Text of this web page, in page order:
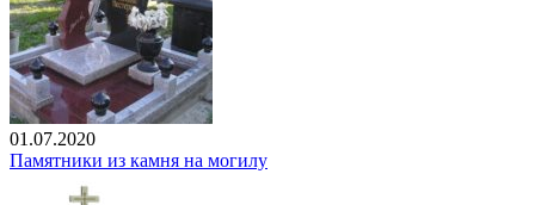
01.07.2020
Памятники из камня на могилу